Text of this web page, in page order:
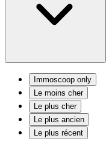
Immoscoop only
Le moins cher
Le plus cher
Le plus ancien
Le plus récent